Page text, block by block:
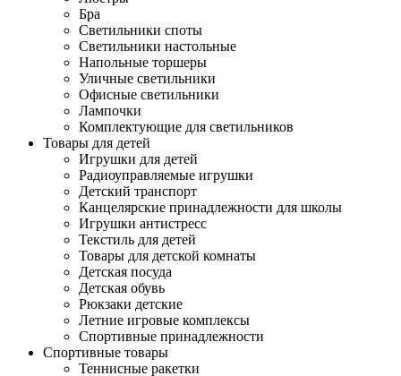
Бра
Светильники споты
Светильники настольные
Напольные торшеры
Уличные светильники
Офисные светильники
Лампочки
Комплектующие для светильников
Товары для детей
Игрушки для детей
Радиоуправляемые игрушки
Детский транспорт
Канцелярские принадлежности для школы
Игрушки антистресс
Текстиль для детей
Товары для детской комнаты
Детская посуда
Детская обувь
Рюкзаки детские
Летние игровые комплексы
Спортивные принадлежности
Спортивные товары
Теннисные ракетки